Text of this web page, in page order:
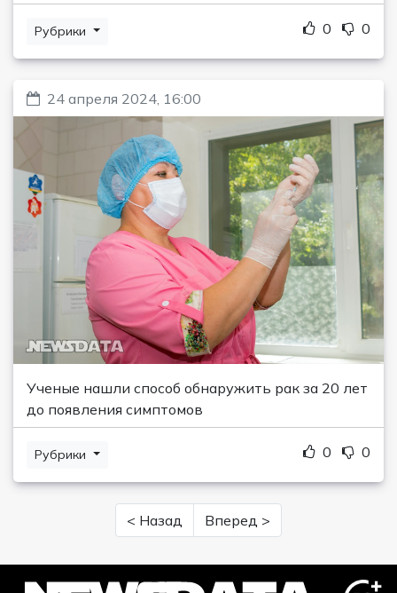
Рубрики 0 0
24 апреля 2024, 16:00
Ученые нашли способ обнаружить рак за 20 лет
до появления симптомов
Рубрики 0 0
< Назад Вперед >